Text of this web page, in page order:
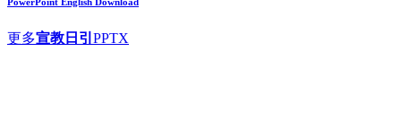
PowerPoint English Download
更多宣教日引 PPTX